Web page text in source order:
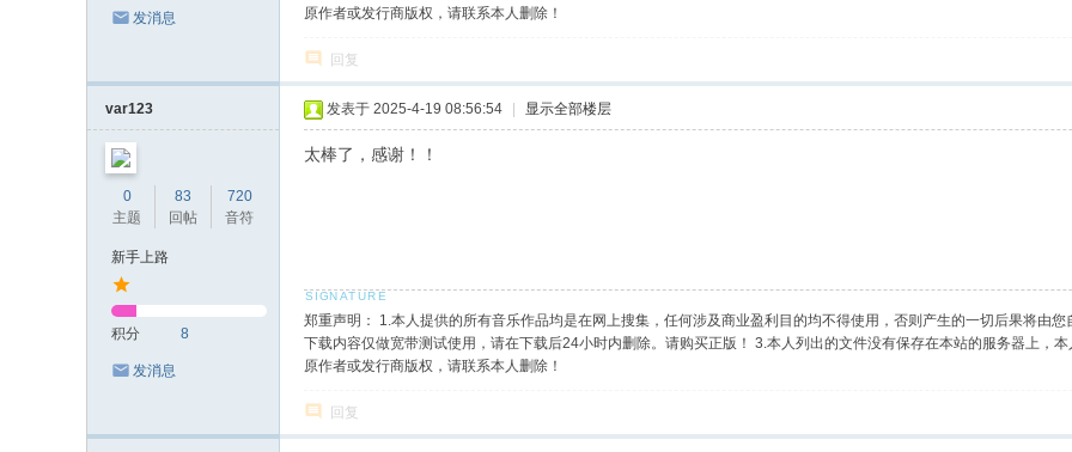
发消息
原作者或发行商版权，请联系本人删除！
回复
var123
0
主题
83
回帖
720
音符
新手上路
积分 8
发消息
发表于 2025-4-19 08:56:54 显示全部楼层
太棒了，感谢！！
郑重声明： 1.本人提供的所有音乐作品均是在网上搜集，任何涉及商业盈利目的均不得使用，否则产生的一切后果将由
下载内容仅做宽带测试使用，请在下载后24小时内删除。请购买正版！ 3.本人列出的文件没有保存在本站的服务器上，
原作者或发行商版权，请联系本人删除！
回复